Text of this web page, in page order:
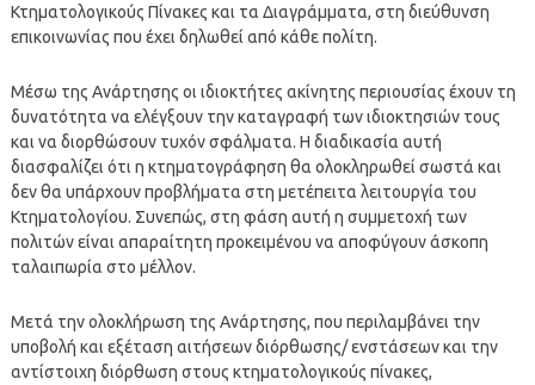
Κτηματολογικούς Πίνακες και τα Διαγράμματα, στη διεύθυνση
επικοινωνίας που έχει δηλωθεί από κάθε πολίτη.
Μέσω της Ανάρτησης οι ιδιοκτήτες ακίνητης περιουσίας έχουν τη
δυνατότητα να ελέγξουν την καταγραφή των ιδιοκτησιών τους
και να διορθώσουν τυχόν σφάλματα. Η διαδικασία αυτή
διασφαλίζει ότι η κτηματογράφηση θα ολοκληρωθεί σωστά και
δεν θα υπάρχουν προβλήματα στη μετέπειτα λειτουργία του
Κτηματολογίου. Συνεπώς, στη φάση αυτή η συμμετοχή των
πολιτών είναι απαραίτητη προκειμένου να αποφύγουν άσκοπη
ταλαιπωρία στο μέλλον.
Μετά την ολοκλήρωση της Ανάρτησης, που περιλαμβάνει την
υποβολή και εξέταση αιτήσεων διόρθωσης/ ενστάσεων και την
αντίστοιχη διόρθωση στους κτηματολογικούς πίνακες,